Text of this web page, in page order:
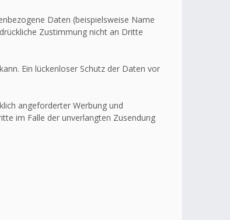
Daten (beispielsweise Name
Zustimmung nicht an Dritte
Ein lückenloser Schutz der Daten vor
angeforderter Werbung und
im Falle der unverlangten Zusendung